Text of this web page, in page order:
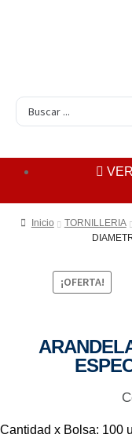
Inicio TORNILLERIA
¡OFERTA!
Cantidad x Bolsa: 100